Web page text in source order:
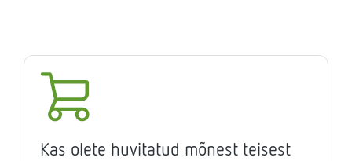
Kas olete huvitatud mõnest teisest